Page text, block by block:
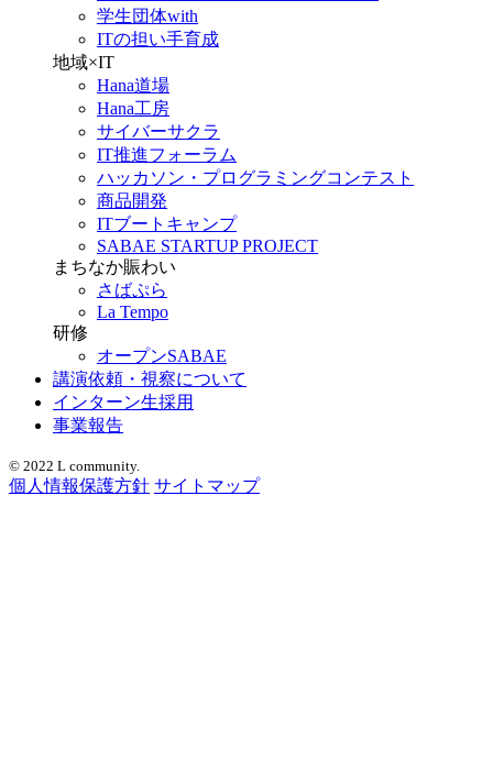
学生団体with
ITの担い手育成
地域×IT
Hana道場
Hana工房
サイバーサクラ
IT推進フォーラム
ハッカソン・プログラミングコンテスト
商品開発
ITブートキャンプ
SABAE STARTUP PROJECT
まちなか賑わい
さばぷら
La Tempo
研修
オープンSABAE
講演依頼・視察について
インターン生採用
事業報告
© 2022 L community.
個人情報保護方針 サイトマップ